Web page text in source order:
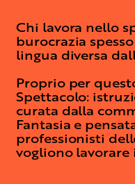
Chi lavora nello
burocrazia
lingua diversa
Proprio per
Spettacolo:
curata dalla
Fantasia e
professionisti
vogliono lavorare